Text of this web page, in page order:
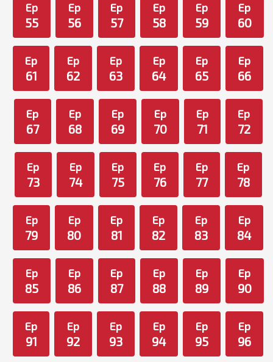
Ep
55
Ep
56
Ep
57
Ep
58
Ep
59
Ep
60
Ep
61
Ep
62
Ep
63
Ep
64
Ep
65
Ep
66
Ep
67
Ep
68
Ep
69
Ep
70
Ep
71
Ep
72
Ep
73
Ep
74
Ep
75
Ep
76
Ep
77
Ep
78
Ep
79
Ep
80
Ep
81
Ep
82
Ep
83
Ep
84
Ep
85
Ep
86
Ep
87
Ep
88
Ep
89
Ep
90
Ep
91
Ep
92
Ep
93
Ep
94
Ep
95
Ep
96